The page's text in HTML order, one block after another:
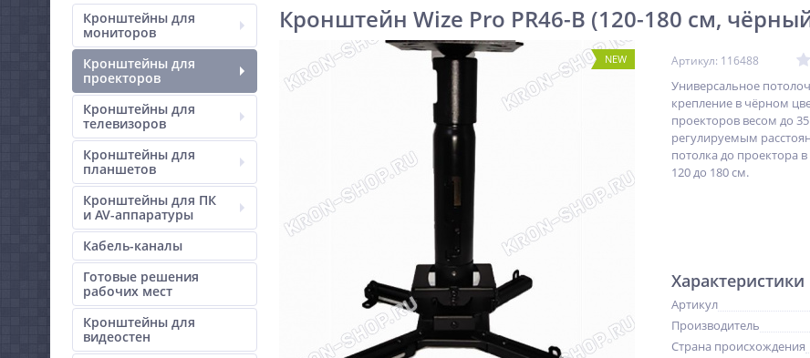
Кронштейны для
мониторов
Кронштейны для
проекторов
Кронштейны для
телевизоров
Кронштейны для
планшетов
Кронштейны для ПК
и AV-аппаратуры
Кабель-каналы
Готовые решения
рабочих мест
Кронштейны для
видеостен
Кронштейн Wize Pro PR46-B (120-180 см,
NEW Артикул: 116488
Универсальное
крепление в чёрном
проекторов весом до 35
регулируемым
потолка до проектора
120 до 180 см.
Характеристики
Артикул
Производитель
Страна происхождения